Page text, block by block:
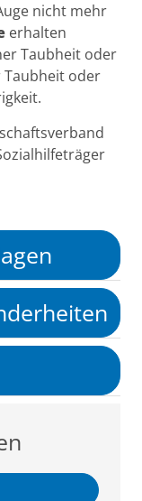
nicht mehr
erhalten
Taubheit oder
Taubheit oder